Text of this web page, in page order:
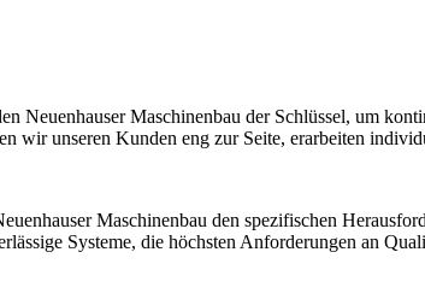
Neuenhauser Maschinenbau der Schlüssel, um
wir unseren Kunden eng zur Seite, erarbeiten
Maschinenbau den spezifischen
Systeme, die höchsten Anforderungen an